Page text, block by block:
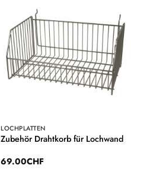
Wunschliste
LOCHPLATTEN
Zubehör Drahtkorb für Lochwand
69.00CHF